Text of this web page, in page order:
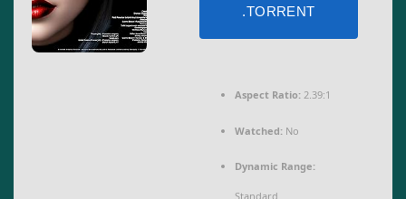
.TORRENT
Aspect Ratio: 2.39:1
Watched: No
Dynamic Range:
Standard